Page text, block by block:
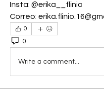
Insta: @erika__flinio
Correo:
0
0
Write a comment...